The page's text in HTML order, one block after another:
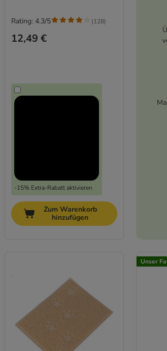
12,49 €
-15% Extra-Rabatt aktivieren
Rating: 4.3/5 (128)
Zum Warenkorb
hinzufügen
Unser